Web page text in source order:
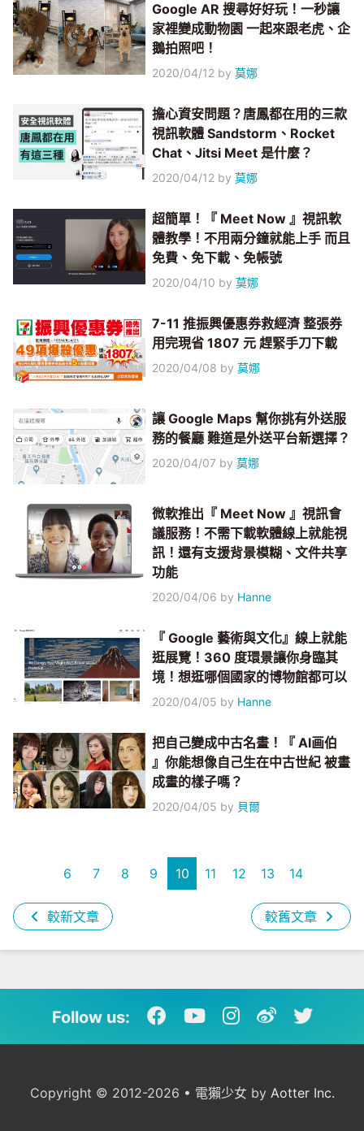
Google AR 搜尋好好玩！一秒讓
家裡變成動物園 一起來跟老虎、企
鵝拍照吧！
2020/04/12 by莫娜
擔心資安問題？唐鳳都在用的三款
視訊軟體 Sandstorm、Rocket
Chat、Jitsi Meet 是什麼？
2020/04/12 by莫娜
超簡單！『 Meet Now 』視訊軟
體教學！不用兩分鐘就能上手 而且
免費、免下載、免帳號
2020/04/10 by莫娜
7-11 推振興優惠券救經濟 整張券
用完現省 1807 元 趕緊手刀下載
2020/04/08 by莫娜
讓 Google Maps 幫你挑有外送服
務的餐廳 難道是外送平台新選擇？
2020/04/07 by莫娜
微軟推出『 Meet Now 』視訊會
議服務！不需下載軟體線上就能視
訊！還有支援背景模糊、文件共享
功能
2020/04/06 by Hanne
『 Google 藝術與文化』線上就能
逛展覽！360 度環景讓你身臨其
境！想逛哪個國家的博物館都可以
2020/04/05 by Hanne
把自己變成中古名畫！『 AI画伯
』你能想像自己生在中古世紀 被畫
成畫的樣子嗎？
2020/04/05 by 貝爾
較新文章
6 7 8 9 10 11 12 13 14
較舊文章
Follow us:
Copyright © 2012-2026 • 電獺少女 by Aotter Inc.